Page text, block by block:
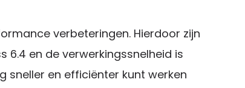
verbeteringen. Hierdoor zijn
6.4 en de verwerkingssnelheid is
sneller en efficiënter kunt werken